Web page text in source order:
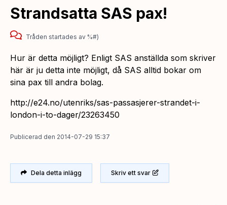
Strandsatta SAS pax!
Tråden startades av %#)
Hur är detta möjligt? Enligt SAS anställda som skriver
här är ju detta inte möjligt, då SAS alltid bokar om
sina pax till andra bolag.
http://e24.no/utenriks/sas-passasjerer-strandet-i-
london-i-to-dager/23263450
Publicerad den 2014-07-29 15:37
Dela detta inlägg Skriv ett svar